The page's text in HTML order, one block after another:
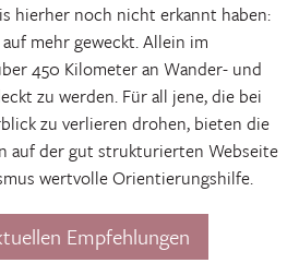
hierher noch nicht erkannt haben:
mehr geweckt. Allein im
450 Kilometer an Wander- und
zu werden. Für all jene, die bei
zu verlieren drohen, bieten die
auf der gut strukturierten Webseite
wertvolle Orientierungshilfe.
Empfehlungen